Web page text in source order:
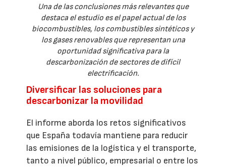
Una de las conclusiones más relevantes que
destaca el estudio es el papel actual de los
biocombustibles, los combustibles sintéticos y
los gases renovables que representan una
oportunidad significativa para la
descarbonización de sectores de difícil
electrificación.
Diversificar las soluciones para
descarbonizar la movilidad
El informe aborda los retos significativos
que España todavía mantiene para reducir
las emisiones de la logística y el transporte,
tanto a nivel público, empresarial o entre los